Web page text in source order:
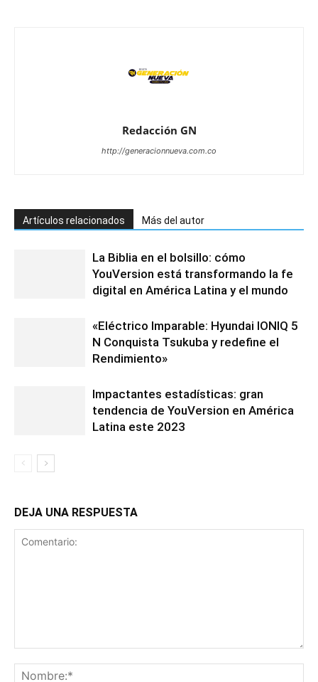
Redacción GN
http://generacionnueva.com.co
Artículos relacionados Más del autor
La Biblia en el bolsillo: cómo
YouVersion está transformando la fe
digital en América Latina y el mundo
«Eléctrico Imparable: Hyundai IONIQ 5
N Conquista Tsukuba y redefine el
Rendimiento»
Impactantes estadísticas: gran
tendencia de YouVersion en América
Latina este 2023
DEJA UNA RESPUESTA